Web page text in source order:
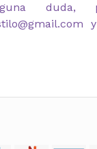
duda,